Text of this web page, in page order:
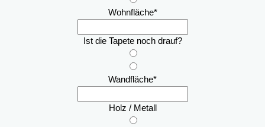
Wohnfläche*
Ist die Tapete noch drauf?
Wandfläche*
Holz / Metall